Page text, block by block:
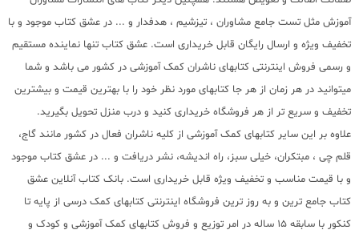
آموزش مثل تست جامع مشاوران ، تیزشیم ، هدفدار و ... در عشق کتاب موجود و با
تخفیف ویژه و ارسال رایگان قابل خریداری است. عشق کتاب تنها نماینده مستقیم
و رسمی فروش اینترنتی کتابهای ناشران کمک آموزشی در کشور می باشد و شما
میتوانید در هر زمان از هر جا کتابهای مورد نظر خود را با بهترین قیمت و بیشترین
تخفیف و سریع تر از هر فروشگاه خریداری کنید و درب منزل تحویل بگیرید.
علاوه بر این سایر کتابهای کمک آموزشی از کلیه ناشران فعال در کشور مانند گاج،
قلم چی ، مبتکران، خیلی سبز، راه اندیشه، نشر دریافت و ... در عشق کتاب موجود
و با قیمت مناسب و تخفیف ویژه قابل خریداری است. بانک کتاب آنلاین عشق
کتاب جامع ترین و به روز ترین فروشگاه اینترنتی کتابهای کمک درسی از پایه تا
کنکور با سابقه 15 ساله در امر توزیع و فروش کتابهای کمک آموزشی و کودک و